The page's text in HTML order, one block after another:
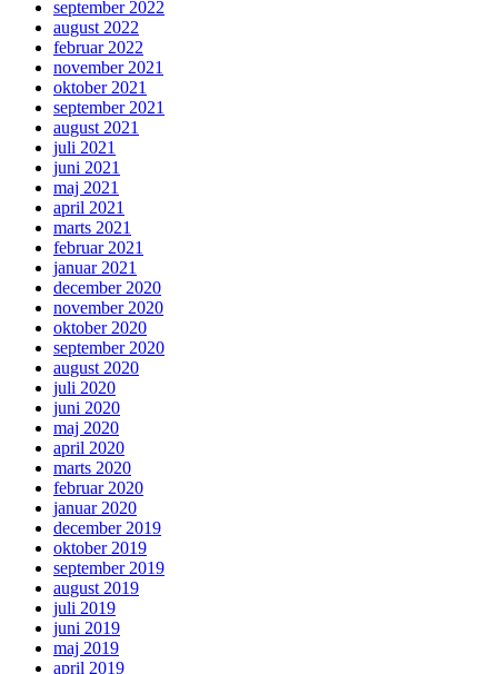
september 2022
august 2022
februar 2022
november 2021
oktober 2021
september 2021
august 2021
juli 2021
juni 2021
maj 2021
april 2021
marts 2021
februar 2021
januar 2021
december 2020
november 2020
oktober 2020
september 2020
august 2020
juli 2020
juni 2020
maj 2020
april 2020
marts 2020
februar 2020
januar 2020
december 2019
oktober 2019
september 2019
august 2019
juli 2019
juni 2019
maj 2019
april 2019